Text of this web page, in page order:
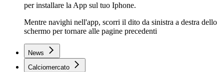
per installare la App sul tuo Iphone.
Mentre navighi nell'app, scorri il dito da sinistra a destra dello
schermo per tornare alle pagine precedenti
News
Calciomercato